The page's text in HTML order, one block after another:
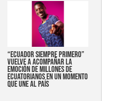
“Ecuador siempre primero”
vuelve a acompañar la
emoción de millones de
ecuatorianos en un momento
que une al país